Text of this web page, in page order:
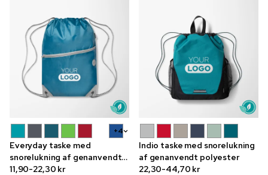
+4
Everyday taske med
snorelukning af genanvendte
materialer
11,90-22,30 kr
Indio taske med snorelukning
af genanvendt polyester
22,30-44,70 kr